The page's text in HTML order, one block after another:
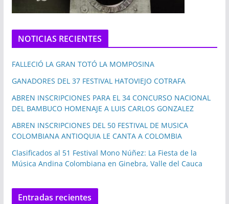
NOTICIAS RECIENTES
FALLECIÓ LA GRAN TOTÓ LA MOMPOSINA
GANADORES DEL 37 FESTIVAL HATOVIEJO COTRAFA
ABREN INSCRIPCIONES PARA EL 34 CONCURSO NACIONAL
DEL BAMBUCO HOMENAJE A LUIS CARLOS GONZALEZ
ABREN INSCRIPCIONES DEL 50 FESTIVAL DE MUSICA
COLOMBIANA ANTIOQUIA LE CANTA A COLOMBIA
Clasificados al 51 Festival Mono Núñez: La Fiesta de la
Música Andina Colombiana en Ginebra, Valle del Cauca
Entradas recientes